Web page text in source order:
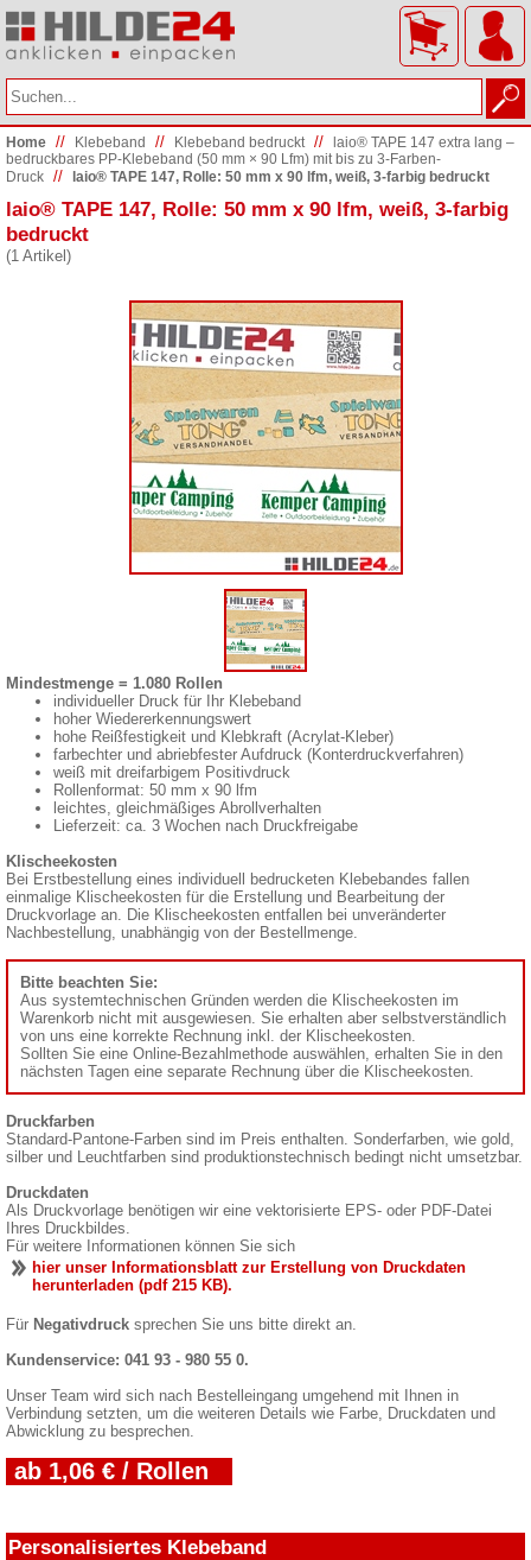
Home // Klebeband // Klebeband bedruckt//
laio® TAPE 147 extra lang –
bedruckbares PP-Klebeband (50 mm × 90 Lfm) mit bis zu 3-Farben-
Druck // laio® TAPE 147, Rolle: 50 mm x 90 lfm, weiß, 3-farbig bedruckt
laio® TAPE 147, Rolle: 50 mm x 90 lfm, weiß, 3-farbig
bedruckt
(1 Artikel)
Mindestmenge = 1.080 Rollen
individueller Druck für Ihr Klebeband
hoher Wiedererkennungswert
hohe Reißfestigkeit und Klebkraft (Acrylat-Kleber)
farbechter und abriebfester Aufdruck (Konterdruckverfahren)
weiß mit dreifarbigem Positivdruck
Rollenformat: 50 mm x 90 lfm
leichtes, gleichmäßiges Abrollverhalten
Lieferzeit: ca. 3 Wochen nach Druckfreigabe
Klischeekosten
Bei Erstbestellung eines individuell bedrucketen Klebebandes fallen
einmalige Klischeekosten für die Erstellung und Bearbeitung der
Druckvorlage an. Die Klischeekosten entfallen bei unveränderter
Nachbestellung, unabhängig von der Bestellmenge.
Bitte beachten Sie:
Aus systemtechnischen Gründen werden die Klischeekosten im
Warenkorb nicht mit ausgewiesen. Sie erhalten aber selbstverständlich
von uns eine korrekte Rechnung inkl. der Klischeekosten.
Sollten Sie eine Online-Bezahlmethode auswählen, erhalten Sie in den
nächsten Tagen eine separate Rechnung über die Klischeekosten.
Druckfarben
Standard-Pantone-Farben sind im Preis enthalten. Sonderfarben, wie gold,
silber und Leuchtfarben sind produktionstechnisch bedingt nicht umsetzbar.
Druckdaten
Als Druckvorlage benötigen wir eine vektorisierte EPS- oder PDF-Datei
Ihres Druckbildes.
Für weitere Informationen können Sie sich
hier unser Informationsblatt zur Erstellung von Druckdaten
herunterladen (pdf 215 KB).
Für Negativdruck sprechen Sie uns bitte direkt an.
Kundenservice: 041 93 - 980 55 0.
Unser Team wird sich nach Bestelleingang umgehend mit Ihnen in
Verbindung setzten, um die weiteren Details wie Farbe, Druckdaten und
Abwicklung zu besprechen.
ab 1,06 € / Rollen
Personalisiertes Klebeband